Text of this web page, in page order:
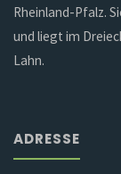
Rheinland-Pfalz.
und liegt im
Lahn.
ADRESSE